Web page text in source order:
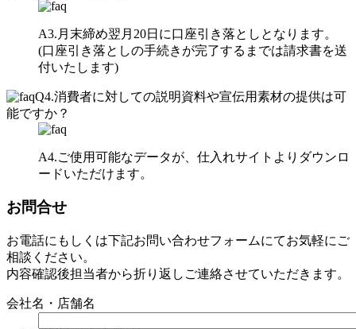
A3.月末締め翌月20日に口座引き落としとなります。
(口座引き落としの手続きが完了するまでは請求書を送
付いたします)
Q4.消費者に対しての説明資料や宣伝用素材の提供は可
能ですか？
A4.ご使用可能なデータが、仕入れサイトよりダウンロ
ードいただけます。
お問合せ
お電話にもしくは下記お問い合わせフォームにてお気軽にご
相談ください。
内容確認後担当者から折り返しご連絡させていただきます。
会社名・店舗名